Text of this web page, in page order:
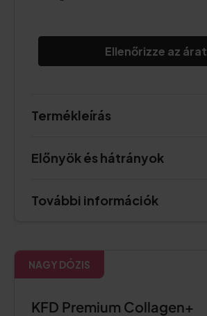
Ellenőrizze az árat
Termékleírás
Előnyök és hátrányok
További információk
NAGY DÓZIS
KFD Premium Collagen+